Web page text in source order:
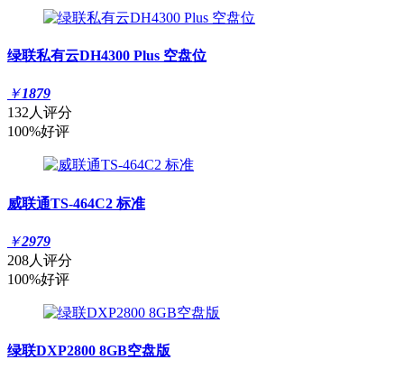
绿联私有云DH4300 Plus 空盘位
￥1879
132人评分
100%好评
威联通TS-464C2 标准
￥2979
208人评分
100%好评
绿联DXP2800 8GB空盘版